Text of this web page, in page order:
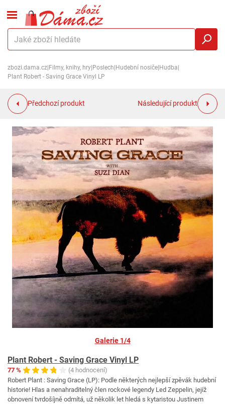
zbozi.dama.cz Filmy, knihy, hry Poslech Hudební nosiče Hudba
Plant Robert - Saving Grace Vinyl LP
Předchozí produkt Následující produkt
Galerie 1/4
Plant Robert - Saving Grace Vinyl LP
77 %
(4 hodnocení)
Robert Plant : Saving Grace (LP): Podle některých nejlepší zpěvák hudební
historie! Hlas a nenahraditelný člen rockové legendy Led Zeppelin, jejíž
obnovení tvrdošíjně odmítá, už několik let hledá s kytaristou Justinem